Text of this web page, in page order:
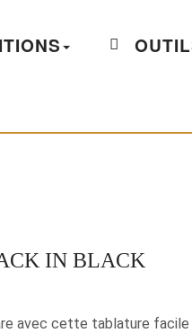
IN BLACK
avec cette tablature facile